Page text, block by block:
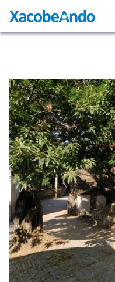
Caminos
Volunteer
Experiences
Exhibition
Login
ENGLISH